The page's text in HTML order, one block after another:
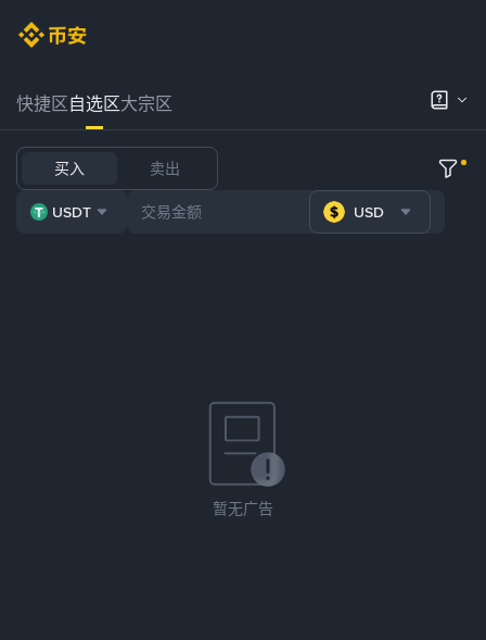
快捷区自选区大宗区
买入 卖出
USDT USD
暂无广告